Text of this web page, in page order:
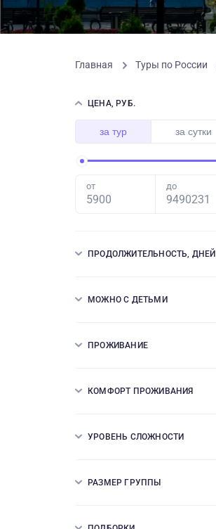
Главная Туры по России
ЦЕНА, РУБ.
за тур за сутки
от до
ПРОДОЛЖИТЕЛЬНОСТЬ, ДНЕЙ
МОЖНО С ДЕТЬМИ
ПРОЖИВАНИЕ
КОМФОРТ ПРОЖИВАНИЯ
УРОВЕНЬ СЛОЖНОСТИ
РАЗМЕР ГРУППЫ